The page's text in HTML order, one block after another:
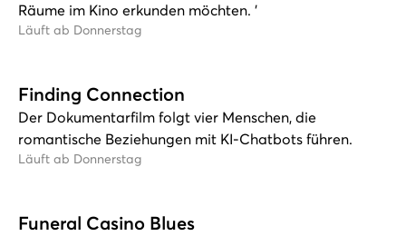
Räume im Kino erkunden möchten. ’
Läuft ab Donnerstag
Finding Connection
Der Dokumentarfilm folgt vier Menschen, die
romantische Beziehungen mit KI-Chatbots führen.
Läuft ab Donnerstag
Funeral Casino Blues